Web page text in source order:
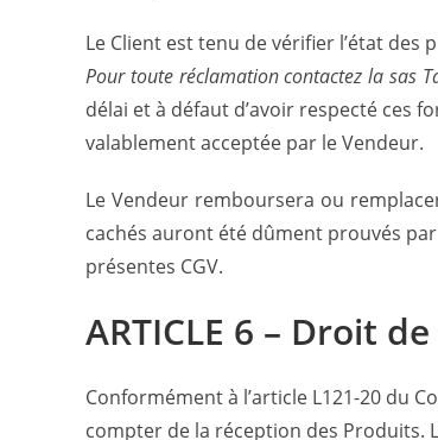
Le Client est tenu de vérifier l’état des
Pour toute réclamation contactez la sas
délai et à défaut d’avoir respecté ces
valablement acceptée par le Vendeur.
Le Vendeur remboursera ou
cachés auront été dûment prouvés
présentes CGV.
ARTICLE 6 – Droit
Conformément à l’article L121-20 du
compter de la réception des Produits.